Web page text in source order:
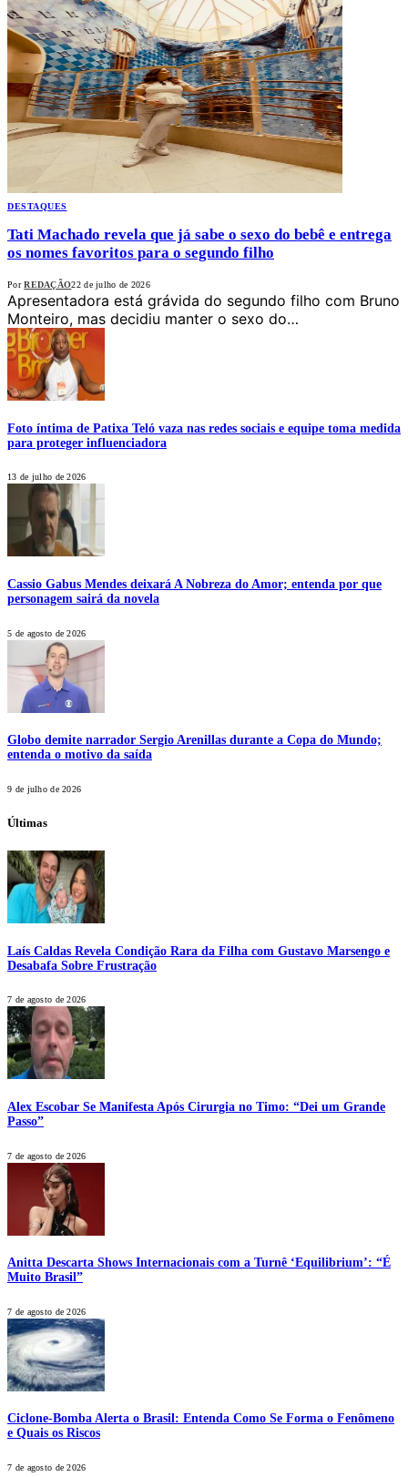
DESTAQUES
Tati Machado revela que já sabe o sexo do bebê e entrega
os nomes favoritos para o segundo filho
Por REDAÇÃO22 de julho de 2026
Apresentadora está grávida do segundo filho com Bruno
Monteiro, mas decidiu manter o sexo do…
Foto íntima de Patixa Teló vaza nas redes sociais e equipe toma medida
para proteger influenciadora
13 de julho de 2026
Cassio Gabus Mendes deixará A Nobreza do Amor; entenda por que
personagem sairá da novela
5 de agosto de 2026
Globo demite narrador Sergio Arenillas durante a Copa do Mundo;
entenda o motivo da saída
9 de julho de 2026
Últimas
Laís Caldas Revela Condição Rara da Filha com Gustavo Marsengo e
Desabafa Sobre Frustração
7 de agosto de 2026
Alex Escobar Se Manifesta Após Cirurgia no Timo: “Dei um Grande
Passo”
7 de agosto de 2026
Anitta Descarta Shows Internacionais com a Turnê ‘Equilibrium’: “É
Muito Brasil”
7 de agosto de 2026
Ciclone-Bomba Alerta o Brasil: Entenda Como Se Forma o Fenômeno
e Quais os Riscos
7 de agosto de 2026